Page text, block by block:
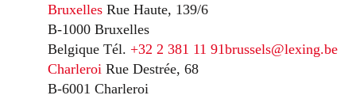
Bruxelles Rue Haute, 139/6
B-1000 Bruxelles
Belgique Tél. +32 2 381 11 91brussels@lexing.be
Charleroi Rue Destrée, 68
B-6001 Charleroi